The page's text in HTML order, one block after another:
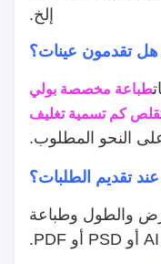
إلخ.
طباعة مخصصة بولي
كم تسمية تغليف
على النحو المطلوب.
والطول وطباعة